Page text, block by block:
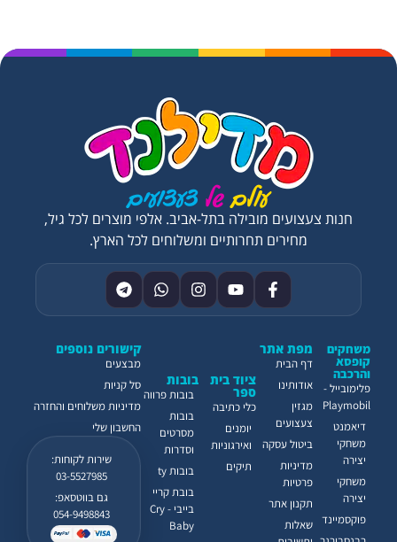
קישורים נוספים
מבצעים
סל קניות
מדיניות משלוחים והחזרה
החשבון שלי
שירות לקוחות:
03-5527985
גם בווטסאפ:
054-9498843
ציוד בית
ספר
כלי כתיבה
יומנים
ואירגוניות
תיקים
בובות
בובות פרווה
בובות
מסרטים
וסדרות
בובות ty
בובת קריי
בייבי - Cry
Baby
משחקים
קופסא
והרכבה
פלימובייל -
Playmobil
דיאמנט
משחקי
יצירה
משחקי
יצירה
פוקסמיינד
מפת אתר
דף הבית
אודותינו
מגזין
צעצועים
ביטול עסקה
מדיניות
פרטיות
תקנון אתר
שאלות
חנות צעצועים מובילה בתל-אביב. אלפי מוצרים לכל גיל,
מחירים תחרותיים ומשלוחים לכל הארץ.